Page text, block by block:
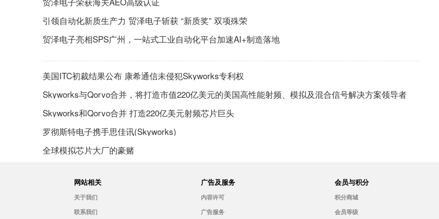
引领自动化新质生产力 贸泽电子斩获 “新质奖” 双项殊荣
贸泽电子亮相SPS广州，一站式工业自动化平台加速AI+制造落地
美国ITC初裁结果公布 康希通信未侵犯Skyworks专利权
Skyworks与Qorvo合并，将打造市值220亿美元的美国高性能射频、模拟及混合信号解决方案领导者
Skyworks和Qorvo合并 打造220亿美元射频芯片巨头
罗彻斯特电子携手思佳讯(Skyworks)
全球模拟芯片大厂的豪赌
网站相关
关于我们
联系我们
广告及服务
内容许可
广告服务
会员与积分
积分商城
会员等级